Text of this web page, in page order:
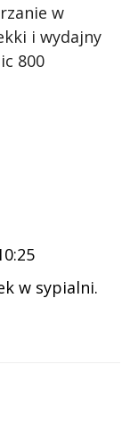
w
i wydajny
800
w sypialni.